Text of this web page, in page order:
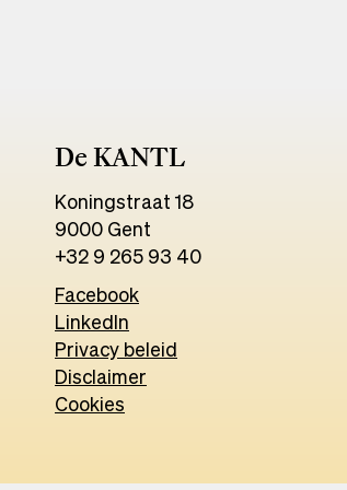
De KANTL
Koningstraat 18
9000 Gent
+32 9 265 93 40
Facebook
a
new
LinkedIn
in
a
Privacy beleid
Disclaimer
Cookies